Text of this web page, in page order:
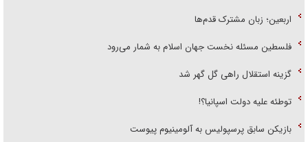
اربعین؛ زبان مشترک قدم‌ها
فلسطین مسئله نخست جهان اسلام به شمار می‌رود
گزینه استقلال راهی گل گهر شد
توطئه علیه دولت اسپانیا؟!
بازیکن سابق پرسپولیس به آلومینیوم پیوست